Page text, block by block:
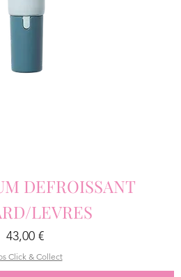
DEFROISSANT
LEVRES
Prix
43,00 €
Click & Collect